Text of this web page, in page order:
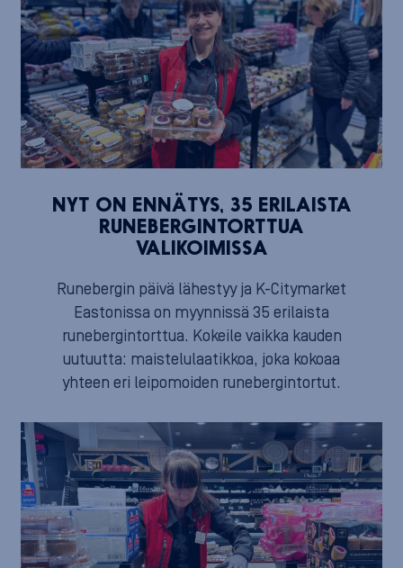
NYT ON ENNÄTYS, 35 ERILAISTA
RUNEBERGINTORTTUA
VALIKOIMISSA
Runebergin päivä lähestyy ja K-Citymarket
Eastonissa on myynnissä 35 erilaista
runebergintorttua. Kokeile vaikka kauden
uutuutta: maistelulaatikkoa, joka kokoaa
yhteen eri leipomoiden runebergintortut.